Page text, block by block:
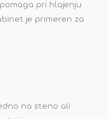
pri hlajenju
je primeren za
na steno ali